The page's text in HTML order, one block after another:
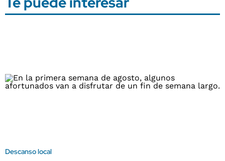
Descanso local